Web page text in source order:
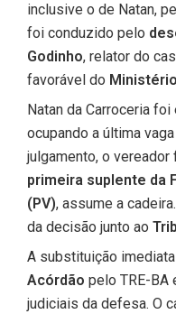
inclusive o de Natan,
foi conduzido pelo
Godinho, relator do
favorável do
Natan da Carroceria
ocupando a última
julgamento, o vereador
primeira suplente da
(PV), assume a
da decisão junto ao
A substituição
Acórdão pelo TRE-BA
judiciais da defesa. O